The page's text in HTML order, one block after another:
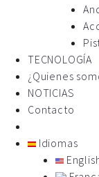
TECNOLOGÍA
¿Quienes
NOTICIAS
Contacto
Idiomas